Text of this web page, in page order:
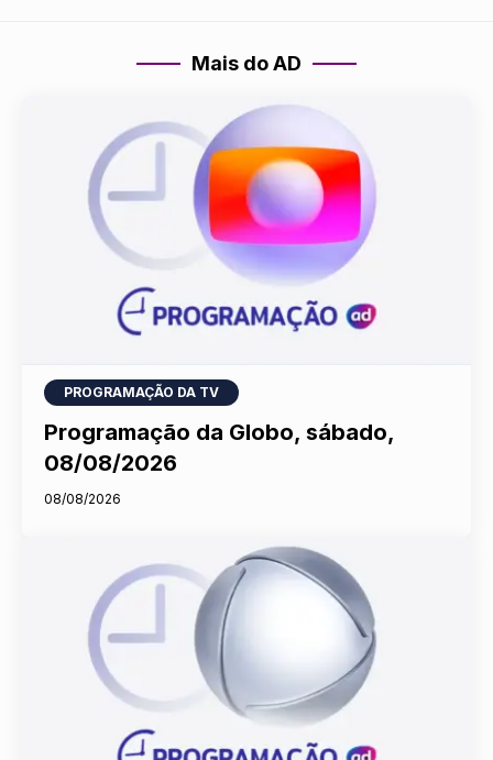
Mais do AD
PROGRAMAÇÃO DA TV
Programação da Globo, sábado,
08/08/2026
08/08/2026